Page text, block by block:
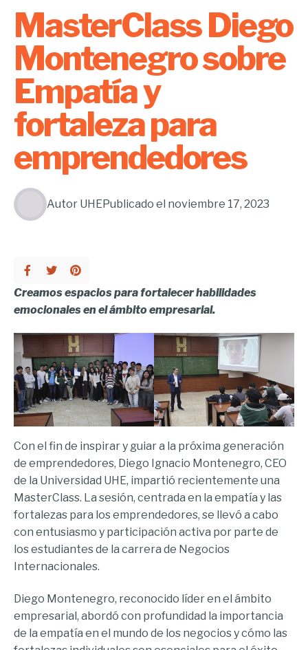
MasterClass Diego
Montenegro sobre
Empatía y
fortaleza para
emprendedores
Autor UHEPublicado el noviembre 17, 2023
Creamos espacios para fortalecer habilidades
emocionales en el ámbito empresarial.
Con el fin de inspirar y guiar a la próxima generación
de emprendedores, Diego Ignacio Montenegro, CEO
de la Universidad UHE, impartió recientemente una
MasterClass. La sesión, centrada en la empatía y las
fortalezas para los emprendedores, se llevó a cabo
con entusiasmo y participación activa por parte de
los estudiantes de la carrera de Negocios
Internacionales.
Diego Montenegro, reconocido líder en el ámbito
empresarial, abordó con profundidad la importancia
de la empatía en el mundo de los negocios y cómo las